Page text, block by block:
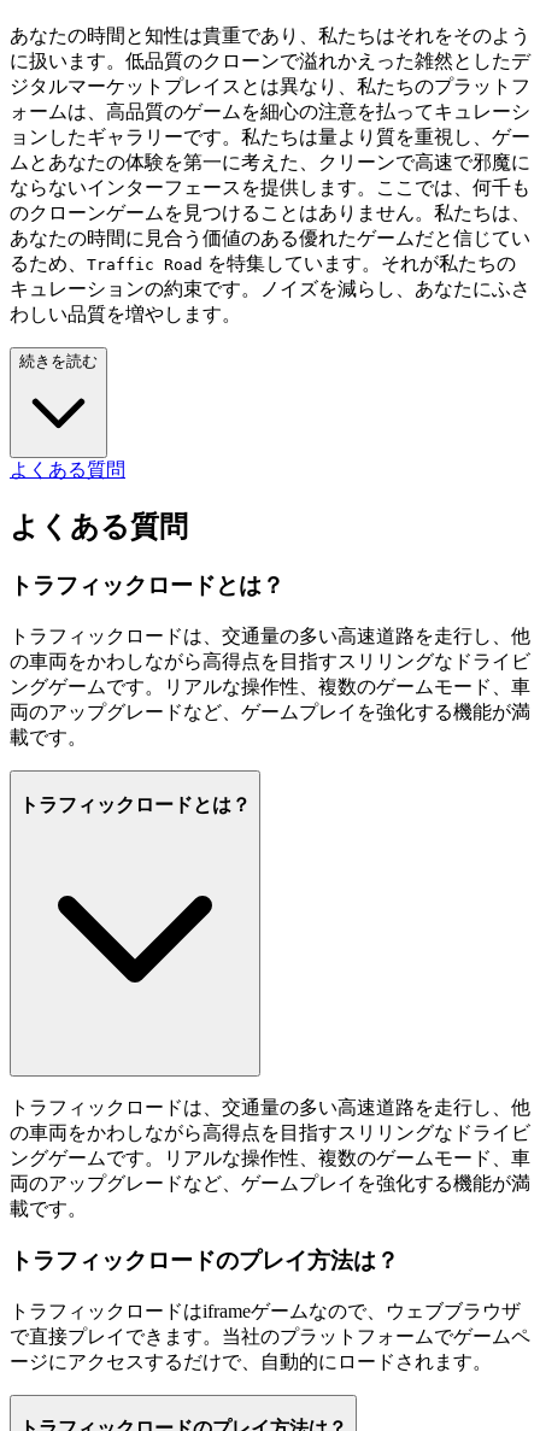
あなたの時間と知性は貴重であり、私たちはそれをそのよう
に扱います。低品質のクローンで溢れかえった雑然としたデ
ジタルマーケットプレイスとは異なり、私たちのプラットフ
ォームは、高品質のゲームを細心の注意を払ってキュレーシ
ョンしたギャラリーです。私たちは量より質を重視し、ゲー
ムとあなたの体験を第一に考えた、クリーンで高速で邪魔に
ならないインターフェースを提供します。ここでは、何千も
のクローンゲームを見つけることはありません。私たちは、
あなたの時間に見合う価値のある優れたゲームだと信じてい
るため、 Traffic Road を特集しています。それが私たちの
キュレーションの約束です。ノイズを減らし、あなたにふさ
わしい品質を増やします。
続きを読む
よくある質問
よくある質問
トラフィックロードとは？
トラフィックロードは、交通量の多い高速道路を走行し、他
の車両をかわしながら高得点を目指すスリリングなドライビ
ングゲームです。リアルな操作性、複数のゲームモード、車
両のアップグレードなど、ゲームプレイを強化する機能が満
載です。
トラフィックロードとは？
トラフィックロードは、交通量の多い高速道路を走行し、他
の車両をかわしながら高得点を目指すスリリングなドライビ
ングゲームです。リアルな操作性、複数のゲームモード、車
両のアップグレードなど、ゲームプレイを強化する機能が満
載です。
トラフィックロードのプレイ方法は？
トラフィックロードはiframeゲームなので、ウェブブラウザ
で直接プレイできます。当社のプラットフォームでゲームペ
ージにアクセスするだけで、自動的にロードされます。